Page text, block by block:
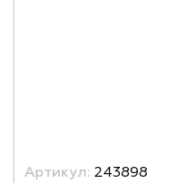
Артикул: 243898